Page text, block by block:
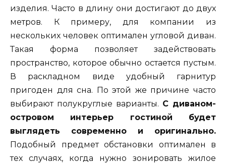
изделия. Часто в длину они достигают до двух
метров. К примеру, для компании из
нескольких человек оптимален угловой диван.
Такая форма позволяет задействовать
пространство, которое обычно остается пустым.
В раскладном виде удобный гарнитур
пригоден для сна. По этой же причине часто
выбирают полукруглые варианты. С диваном-
островом интерьер гостиной будет
выглядеть современно и оригинально.
Подобный предмет обстановки оптимален в
тех случаях, когда нужно зонировать жилое